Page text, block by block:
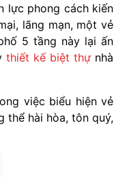
lực phong cách kiến
lãng mạn, một vẻ
5 tầng này lại ấn
thiết kế biệt thựnhà
việc biểu hiện vẻ
thể hài hòa, tôn quý,